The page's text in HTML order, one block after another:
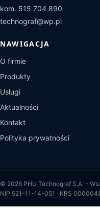
kom. 515 704 890
technograf@wp.pl
NAWIGACJA
O firmie
Produkty
Usługi
Aktualności
Kontakt
Polityka prywatności
© 2026 PHU Technograf S.A. -
NIP 521-11-14-051 · KRS